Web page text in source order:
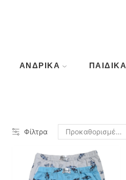
ΑΝΔΡΙΚΆ ΠΑΙΔΙΚΆ
Φίλτρα